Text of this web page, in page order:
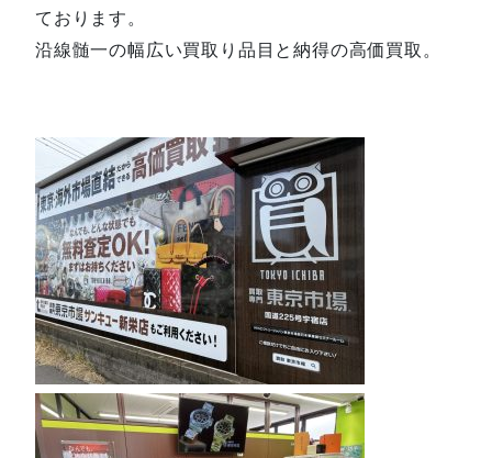
ております。
沿線髄一の幅広い買取り品目と納得の高価買取。